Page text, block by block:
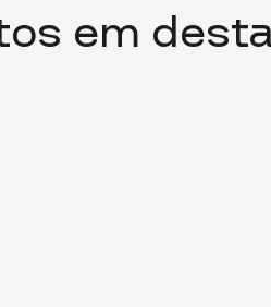
em